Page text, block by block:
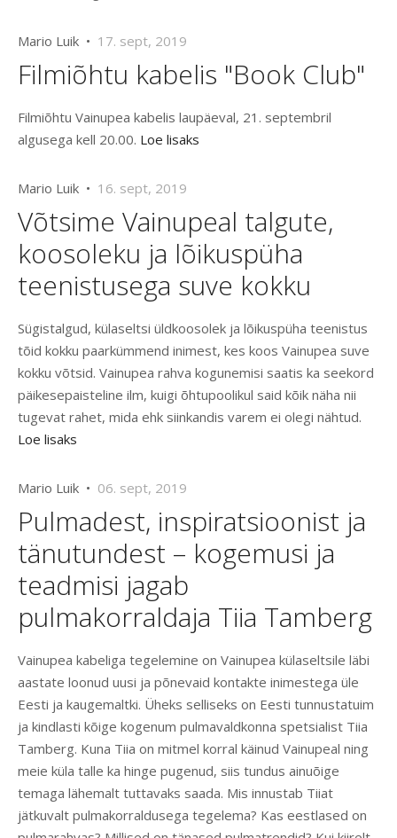
Mario Luik • 17. sept, 2019
Filmiõhtu kabelis "Book Club"
Filmiõhtu Vainupea kabelis laupäeval, 21. septembril
algusega kell 20.00. Loe lisaks
Mario Luik • 16. sept, 2019
Võtsime Vainupeal talgute,
koosoleku ja lõikuspüha
teenistusega suve kokku
Sügistalgud, külaseltsi üldkoosolek ja lõikuspüha teenistus
tõid kokku paarkümmend inimest, kes koos Vainupea suve
kokku võtsid. Vainupea rahva kogunemisi saatis ka seekord
päikesepaisteline ilm, kuigi õhtupoolikul said kõik näha nii
tugevat rahet, mida ehk siinkandis varem ei olegi nähtud.
Loe lisaks
Mario Luik • 06. sept, 2019
Pulmadest, inspiratsioonist ja
tänutundest – kogemusi ja
teadmisi jagab
pulmakorraldaja Tiia Tamberg
Vainupea kabeliga tegelemine on Vainupea külaseltsile läbi
aastate loonud uusi ja põnevaid kontakte inimestega üle
Eesti ja kaugemaltki. Üheks selliseks on Eesti tunnustatuim
ja kindlasti kõige kogenum pulmavaldkonna spetsialist Tiia
Tamberg. Kuna Tiia on mitmel korral käinud Vainupeal ning
meie küla talle ka hinge pugenud, siis tundus ainuõige
temaga lähemalt tuttavaks saada. Mis innustab Tiiat
jätkuvalt pulmakorraldusega tegelema? Kas eestlased on